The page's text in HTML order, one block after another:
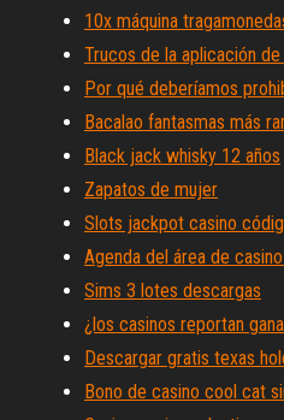
10x máquina
Trucos de la aplicación
Por qué deberíamos
Bacalao fantasmas más
Black jack whisky 12 años
Zapatos de mujer
Slots jackpot casino
Agenda del área de
Sims 3 lotes descargas
¿los casinos reportan
Descargar gratis texas
Bono de casino cool cat